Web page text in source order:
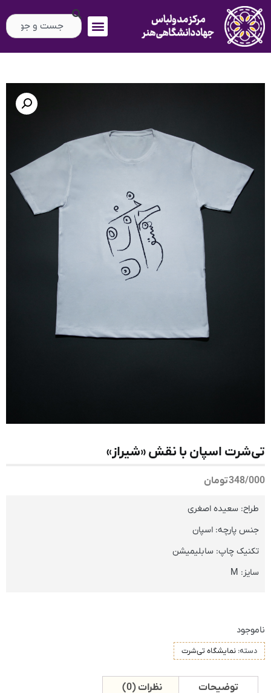
تی‌شرت اسپان با نقش «شیراز»
348/000تومان
طراح: سعیده اصغری
جنس پارچه: اسپان
تکنیک چاپ: سابلیمیشن
سایز: M
ناموجود
دسته: نمایشگاه تی‌شرت
توضیحات نظرات (0)